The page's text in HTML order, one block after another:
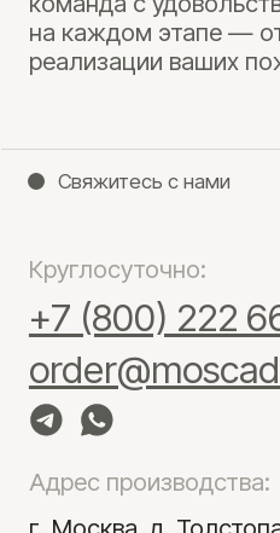
Нажимая кнопку «Отправить», я
обработку моих персональных
соответствии с Федеральным